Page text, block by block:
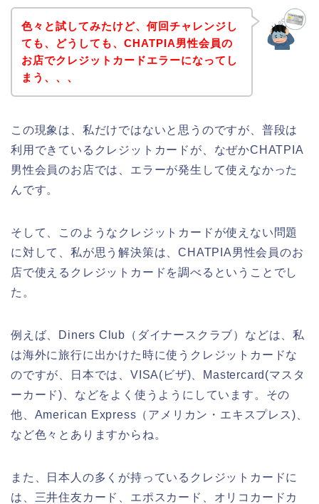
色々と試してみたけど、何回チャレンジし
ても、どうしても、CHATPIA男性会員の
お店でクレジットカードエラーになってし
まう、、、
この現象は、私だけではないと思うのですが、普段は
利用できているクレジットカードが、なぜかCHATPIA
男性会員のお店では、エラーが発生して使えなかった
んです。
そして、このようなクレジットカードが使えない問題
に対して、私が思う解決策は、CHATPIA男性会員のお
店で使えるクレジットカードを調べるということでし
た。
例えば、Diners Club（ダイナースクラブ）などは、私
は海外に旅行に出かけた時に使うクレジットカードな
のですが、日本では、VISA(ビザ)、Mastercard(マスタ
ーカード)、などをよく使うようにしています。その
他、American Express（アメリカン・エキスプレス)、
など色々とありますからね。
また、日本人の多くが持っているクレジットカードに
は、三井住友カード、エポスカード、オリコカードカ